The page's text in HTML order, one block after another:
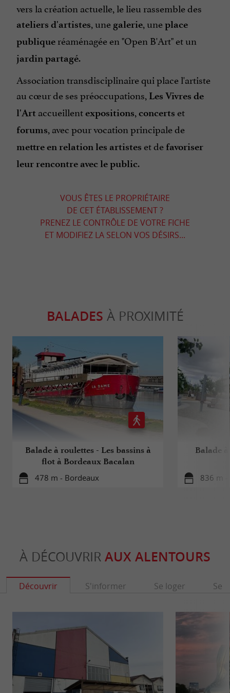
vers la création actuelle, le lieu rassemble des
ateliers d'artistes, une galerie, uneplace
publique réaménagée en "Open B'Art" et un
jardin partagé.
Association transdisciplinaire qui place l'artiste
au cœur de ses préoccupations, Les Vivres de
l'Art accueillentexpositions, concerts et
forums, avec pour vocation principale de
mettre en relation les artistes et de favoriser
leur rencontre avec le public.
VOUS ÊTES LE PROPRIÉTAIRE
DE CET ÉTABLISSEMENT ?
PRENEZ LE CONTRÔLE DE VOTRE FICHE
ET MODIFIEZ LA SELON VOS DÉSIRS...
BALADES À PROXIMITÉ
Balade à roulettes - Les bassins à
flot à Bordeaux Bacalan
478 m - Bordeaux
Balade
836 m -
À DÉCOUVRIR AUX ALENTOURS
Découvrir S'informer Se loger Se